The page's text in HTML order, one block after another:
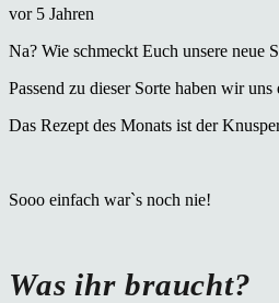
vor 5 Jahren
Na? Wie schmeckt Euch unsere neue
Passend zu dieser Sorte haben wir
Das Rezept des Monats ist der
Sooo einfach war`s noch nie!
Was ihr braucht?